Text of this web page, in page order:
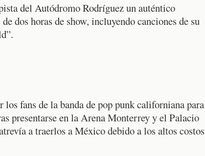
del Autódromo Rodríguez un auténtico
dos horas de show, incluyendo canciones de su
los fans de la banda de pop punk californiana para
presentarse en la Arena Monterrey y el Palacio
a traerlos a México debido a los altos costos